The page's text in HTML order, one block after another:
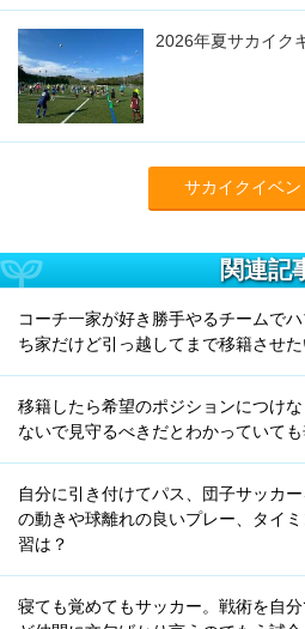
2026年夏サカイク
サカイクイベ
関連記
コーチ一家が好き勝手やるチームで
ち家だけど引っ越してまで移籍させ
移籍したら希望のポジションにつけ
ないで見守るべきだとわかっていて
自分に引き付けてパス、団子サッカ
の動きや球離れの良いプレー、タイ
習は？
寝ても覚めてもサッカー。戦術を自